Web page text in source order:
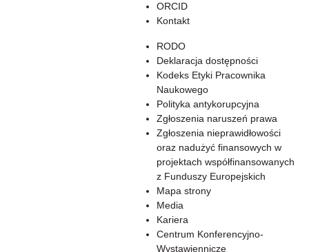
ORCID
Kontakt
RODO
Deklaracja dostępności
Kodeks Etyki Pracownika
Naukowego
Polityka antykorupcyjna
Zgłoszenia naruszeń prawa
Zgłoszenia nieprawidłowości
oraz nadużyć finansowych w
projektach współfinansowanych
z Funduszy Europejskich
Mapa strony
Media
Kariera
Centrum Konferencyjno-
Wystawiennicze